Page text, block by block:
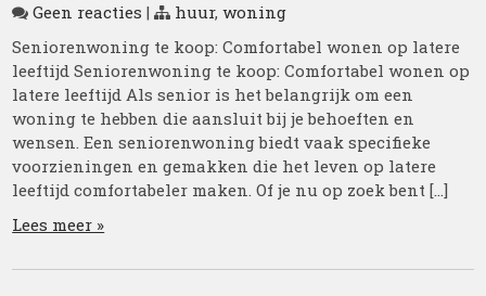
Geen reacties | huur,woning
Seniorenwoning te koop: Comfortabel wonen op latere
leeftijd Seniorenwoning te koop: Comfortabel wonen op
latere leeftijd Als senior is het belangrijk om een
woning te hebben die aansluit bij je behoeften en
wensen. Een seniorenwoning biedt vaak specifieke
voorzieningen en gemakken die het leven op latere
leeftijd comfortabeler maken. Of je nu op zoek bent […]
Lees meer »